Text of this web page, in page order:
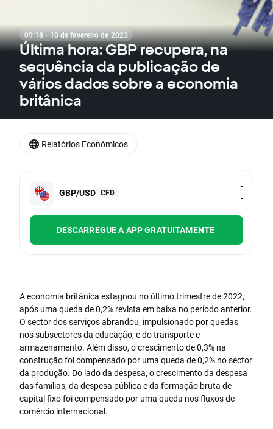
09:18 · 10 de fevereiro de 2023
Última hora: GBP recupera, na
sequência da publicação de
vários dados sobre a economia
britânica
GBP/USD CFD
-
-
DESCARREGUE A APP GRATUITAMENTE
A economia britânica estagnou no último trimestre de 2022,
após uma queda de 0,2% revista em baixa no período anterior.
O sector dos serviços abrandou, impulsionado por quedas
nos subsectores da educação, e do transporte e
armazenamento. Além disso, o crescimento de 0,3% na
construção foi compensado por uma queda de 0,2% no sector
da produção. Do lado da despesa, o crescimento da despesa
das famílias, da despesa pública e da formação bruta de
capital fixo foi compensado por uma queda nos fluxos de
comércio internacional.
Relatórios Económicos